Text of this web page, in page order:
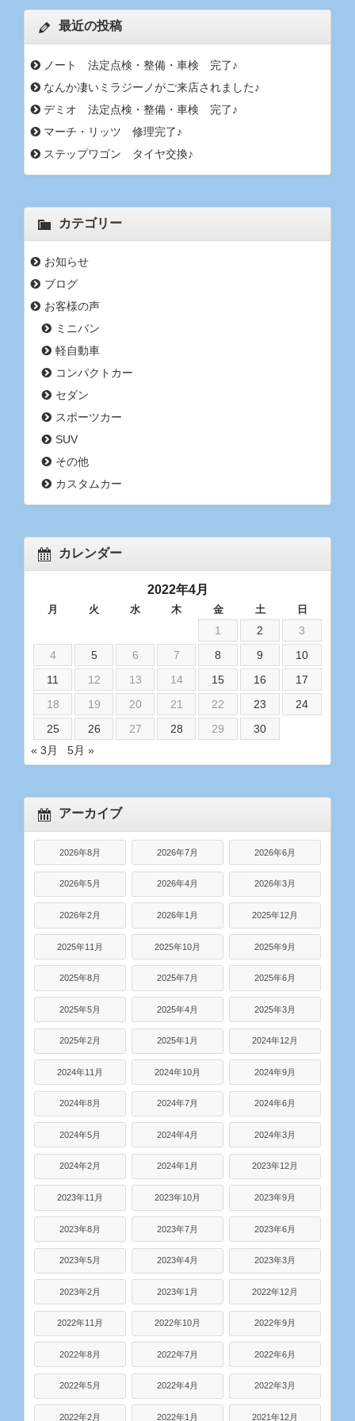
最近の投稿
ノート 法定点検・整備・車検 完了♪
なんか凄いミラジーノがご来店されました♪
デミオ 法定点検・整備・車検 完了♪
マーチ・リッツ 修理完了♪
ステップワゴン タイヤ交換♪
カテゴリー
お知らせ
ブログ
お客様の声
ミニバン
軽自動車
コンパクトカー
セダン
スポーツカー
SUV
その他
カスタムカー
カレンダー
2022年4月
月 火 水 木 金 土 日
1 2
3
4
5 6 7 8 9
10
11
12 13 14 15 16
17
18
19 20 21 22 23
24
25
26 27 28 29
30
« 3月
5月 »
アーカイブ
2026年8月 2026年7月 2026年6月
2026年5月 2026年4月 2026年3月
2026年2月 2026年1月 2025年12月
2025年11月 2025年10月 2025年9月
2025年8月 2025年7月 2025年6月
2025年5月 2025年4月 2025年3月
2025年2月 2025年1月 2024年12月
2024年11月 2024年10月 2024年9月
2024年8月 2024年7月 2024年6月
2024年5月 2024年4月 2024年3月
2024年2月 2024年1月 2023年12月
2023年11月 2023年10月 2023年9月
2023年8月 2023年7月 2023年6月
2023年5月 2023年4月 2023年3月
2023年2月 2023年1月 2022年12月
2022年11月 2022年10月 2022年9月
2022年8月 2022年7月 2022年6月
2022年5月 2022年4月 2022年3月
2022年2月 2022年1月 2021年12月